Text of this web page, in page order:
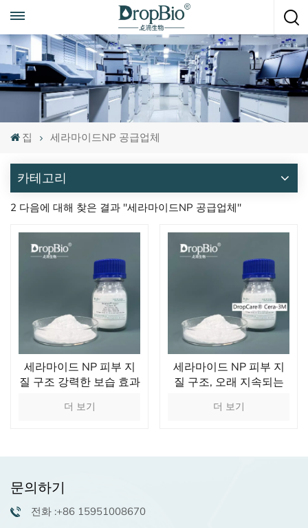
언제든지 전화하세요
+86 15951008670
집 세라마이드NP 공급업체
카테고리
2 다음에 대해 찾은 결과 "세라마이드NP 공급업체"
세라마이드 NP 피부 지
질 구조 강력한 보습 효과
더 보기
세라마이드 NP 피부 지
질 구조, 오래 지속되는
더 보기
문의하기
전화 :+86 15951008670